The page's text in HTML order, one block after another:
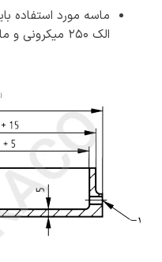
ماسه مورد استفاده
الک ۲۵۰ میکرونی و مانده روی الک ۱۲۵ میکرونی باشد.